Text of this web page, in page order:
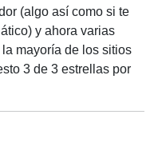
(algo así como si te
y ahora varias
mayoría de los sitios
3 de 3 estrellas por